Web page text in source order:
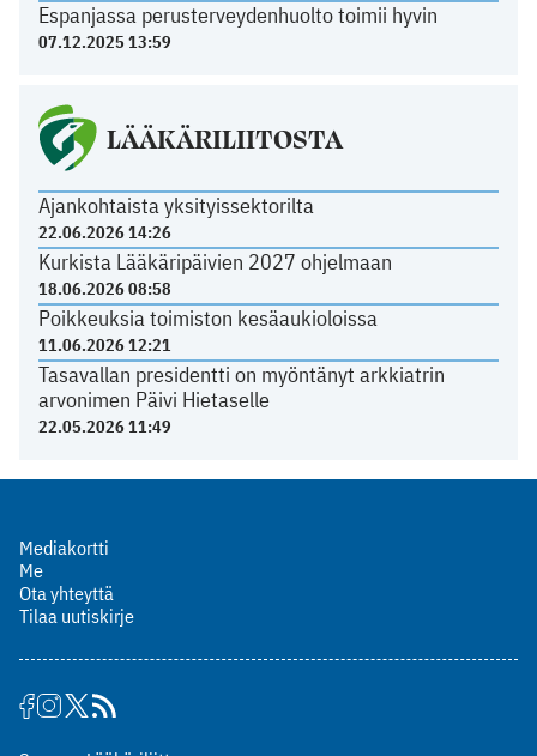
Espanjassa perusterveydenhuolto toimii hyvin
07.12.2025 13:59
LÄÄKÄRILIITOSTA
Ajankohtaista yksityissektorilta
22.06.2026 14:26
Kurkista Lääkäripäivien 2027 ohjelmaan
18.06.2026 08:58
Poikkeuksia toimiston kesäaukioloissa
11.06.2026 12:21
Tasavallan presidentti on myöntänyt arkkiatrin
arvonimen Päivi Hietaselle
22.05.2026 11:49
Mediakortti
Me
Ota yhteyttä
Tilaa uutiskirje